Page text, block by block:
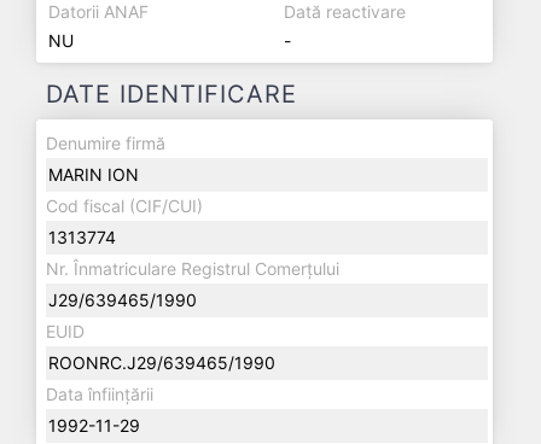
Datorii ANAF
NU
Dată reactivare
-
DATE IDENTIFICARE
Denumire firmă
MARIN ION
Cod fiscal (CIF/CUI)
1313774
Nr. Înmatriculare Registrul Comerțului
J29/639465/1990
EUID
ROONRC.J29/639465/1990
Data înființării
1992-11-29